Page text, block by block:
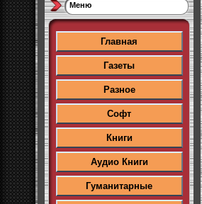
Меню
Главная
Газеты
Разное
Софт
Книги
Аудио Книги
Гуманитарные